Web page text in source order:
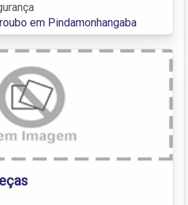
em Pindamonhangaba